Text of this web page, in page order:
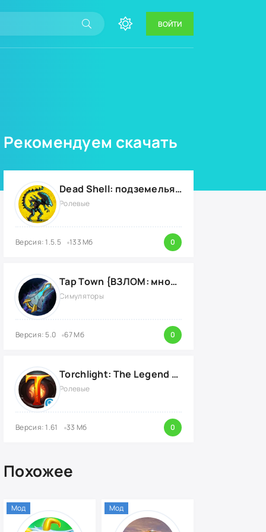
ВОЙТИ
Рекомендуем скачать
Dead Shell: подземелья мертвых {ВЗЛОМ: на деньги}
Ролевые
Версия: 1.5.5 133 Мб 0
Tap Town {ВЗЛОМ: много денег}
Симуляторы
Версия: 5.0 67 Мб 0
Torchlight: The Legend Continues {ВЗЛОМ: Режим Бога}
Ролевые
Версия: 1.61 33 Мб 0
Похожее
Мод Мод